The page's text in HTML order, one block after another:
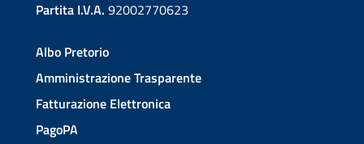
Partita I.V.A. 92002770623
Albo Pretorio
Amministrazione Trasparente
Fatturazione Elettronica
PagoPA